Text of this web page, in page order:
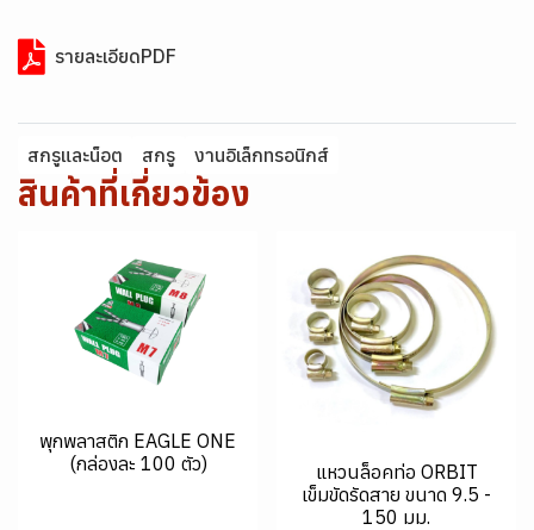
รายละเอียดPDF
สกรูและน็อต สกรู งานอิเล็กทรอนิกส์
สินค้าที่เกี่ยวข้อง
พุกพลาสติก EAGLE ONE
(กล่องละ 100 ตัว)
แหวนล็อคท่อ ORBIT
เข็มขัดรัดสาย ขนาด 9.5 -
150 มม.